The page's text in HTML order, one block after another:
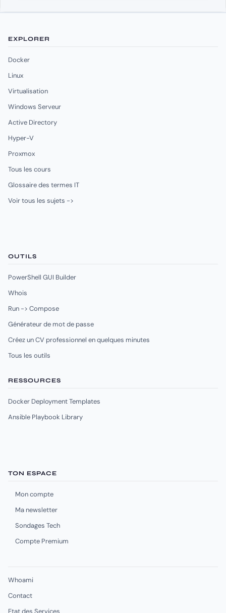
EXPLORER
Docker
Linux
Virtualisation
Windows Serveur
Active Directory
Hyper-V
Proxmox
Tous les cours
Glossaire des termes IT
Voir tous les sujets ->
OUTILS
PowerShell GUI Builder
Whois
Run -> Compose
Générateur de mot de passe
Créez un CV professionnel en quelques minutes
Tous les outils
RESSOURCES
Docker Deployment Templates
Ansible Playbook Library
TON ESPACE
Mon compte
Ma newsletter
Sondages Tech
Compte Premium
Whoami
Contact
Etat des Services